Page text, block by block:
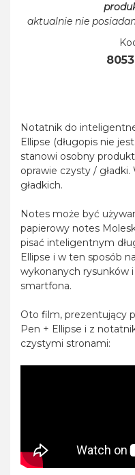
aktualnie nie
Notatnik do
Ellipse (długopis nie
stanowi osobny
oprawie czysty /
gładkich.
Notes może być
papierowy notes
pisać inteligentnym
Ellipse i w ten sposób
wykonanych rysunków
smartfona.
Oto film, prezentujący
Pen + Ellipse i z
czystymi stronami: